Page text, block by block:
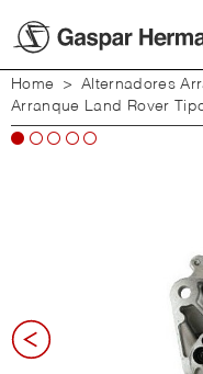
Home > Alternadores
Arranque Land Rover